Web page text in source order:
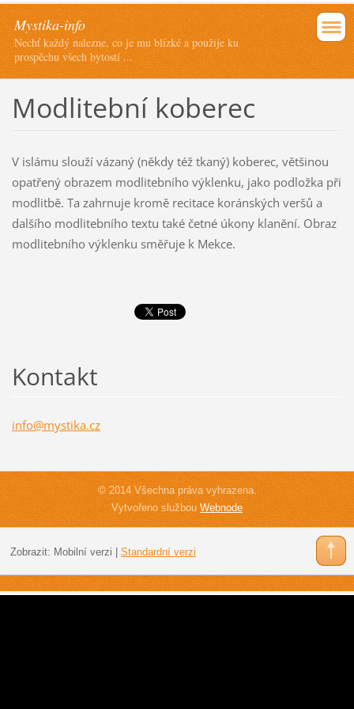
Mystika-info
Nechť každý nalezne, co je mu blízké a použije ku
prospěchu všech bytostí ...
Modlitební koberec
V islámu slouží vázaný (někdy též tkaný) koberec, většinou
opatřený obrazem modlitebního výklenku, jako podložka při
modlitbě. Ta zahrnuje kromě recitace koránských veršů a
dalšího modlitebního textu také četné úkony klanění. Obraz
modlitebního výklenku směřuje k Mekce.
Kontakt
info@mystika.cz
© 2014 Všechna práva vyhrazena.
Vytvořeno službouWebnode
Zobrazit: Mobilní verzi | Standardní verzi